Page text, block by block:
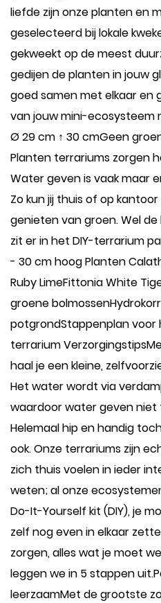
liefde zijn onze planten en
geselecteerd bij lokale
gekweekt op de meest
gedijen de planten in jouw
goed samen met elkaar en
van jouw mini-ecosysteem
Ø 29 cm ↑ 30 cmGeen
Planten terrariums zorgen
Water geven is vaak maar
Zo kun jij thuis of op
genieten van groen. Wel
zit er in het DIY-terrarium
- 30 cm hoog Planten
Ruby LimeFittonia White
groene
potgrondStappenplan voor
terrarium
haal je een kleine,
Het water wordt via
waardoor water geven niet
Helemaal hip en handig
ook. Onze terrariums zijn
zich thuis voelen in ieder
weten; al onze
Do-It-Yourself kit (DIY), je
zelf nog even in elkaar
zorgen, alles wat je moet
leggen we in 5 stappen
leerzaamMet de grootste